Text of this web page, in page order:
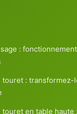
:
touret : transformez-
en table haute